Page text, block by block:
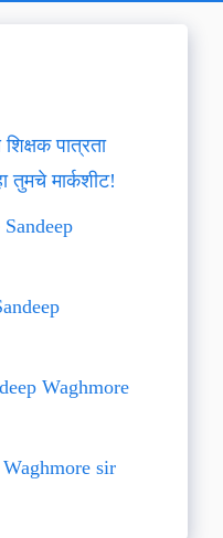
पात्रता
तुमचे मार्कशीट!
Waghmore
sir